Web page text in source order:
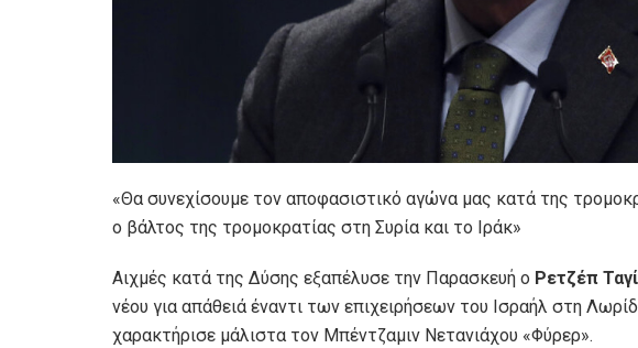
«Θα συνεχίσουμε τον αποφασιστικό αγώνα μας κατά της
ο βάλτος της τρομοκρατίας στη Συρία και το Ιράκ»
Αιχμές κατά της Δύσης εξαπέλυσε την Παρασκευή ο Ρετζέπ
νέου για απάθειά έναντι των επιχειρήσεων του Ισραήλ στη
χαρακτήρισε μάλιστα τον Μπέντζαμιν Νετανιάχου «Φύρερ».